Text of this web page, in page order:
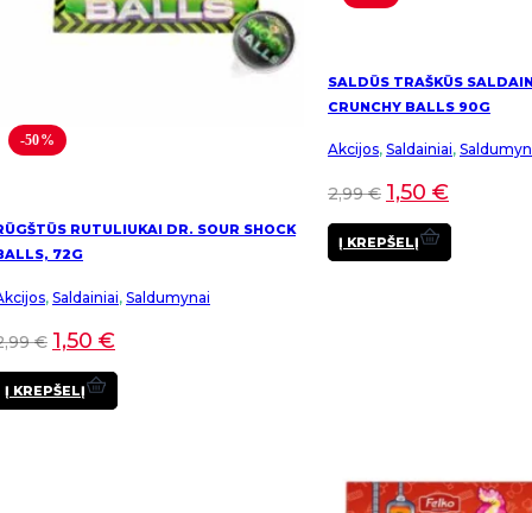
-50%
RUTULIUKAI DR. SOUR SHOCK
72G
, Saldainiai, Saldumynai
€ 1,50 €
Į KREPŠELĮ
SALDŪS TRAŠKŪS
CRUNCHY BALLS 90G
Akcijos, Saldainiai,
2,99€ 1,50 €
Į KREPŠELĮ